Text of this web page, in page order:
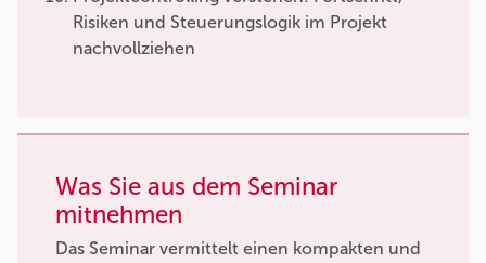
Risiken und Steuerungslogik im Projekt
nachvollziehen
Was Sie aus dem Seminar
mitnehmen
Das Seminar vermittelt einen kompakten und